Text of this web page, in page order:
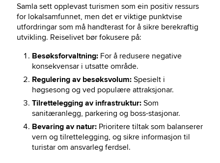
Samla sett opplevast turismen som ein positiv ressurs
for lokalsamfunnet, men det er viktige punktvise
utfordringar som må handterast for å sikre berekraftig
utvikling. Reiselivet bør fokusere på:
Besøksforvaltning:For å redusere negative
konsekvensar i utsatte område.
Regulering av besøksvolum:Spesielt i
høgsesong og ved populære attraksjonar.
Tilrettelegging av infrastruktur:Som
sanitæranlegg, parkering og boss-stasjonar.
Bevaring av natur:Prioritere tiltak som balanserer
vern og tilrettelegging, og sikre informasjon til
turistar om ansvarleg ferdsel.